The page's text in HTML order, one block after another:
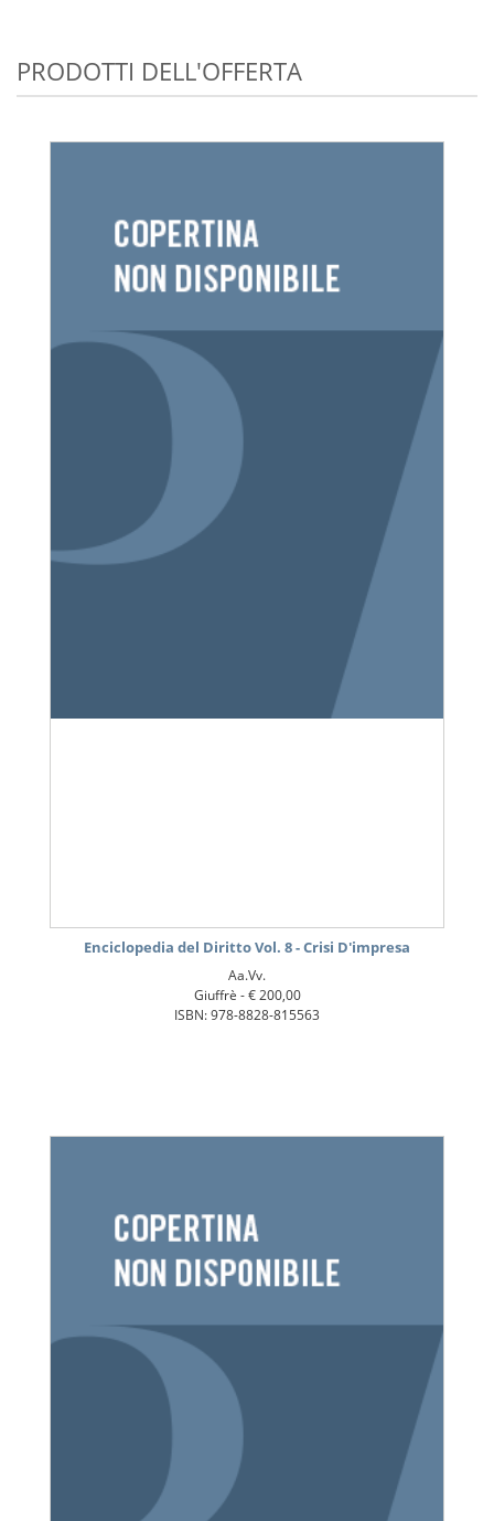
PRODOTTI DELL'OFFERTA
Enciclopedia del Diritto Vol. 8 - Crisi D'impresa
Aa.Vv.
Giuffrè -€ 200,00
ISBN: 978-8828-815563